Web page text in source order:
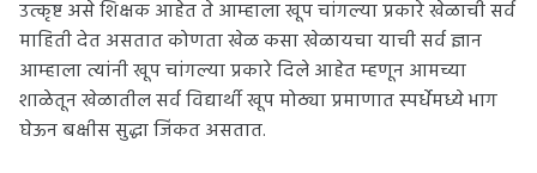
उत्कृष्ट असे शिक्षक आहेत ते आम्हाला खूप चांगल्या प्रकारे खेळाची सर्व
माहिती देत असतात कोणता खेळ कसा खेळायचा याची सर्व ज्ञान
आम्हाला त्यांनी खूप चांगल्या प्रकारे दिले आहेत म्हणून आमच्या
शाळेतून खेळातील सर्व विद्यार्थी खूप मोठ्या प्रमाणात स्पर्धेमध्ये भाग
घेऊन बक्षीस सुद्धा जिंकत असतात.